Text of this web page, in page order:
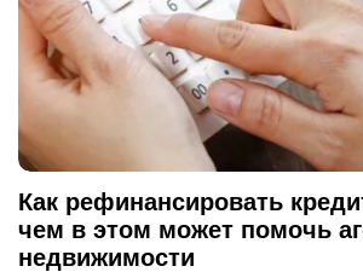
Как рефинансировать
чем в этом может помочь
недвижимости